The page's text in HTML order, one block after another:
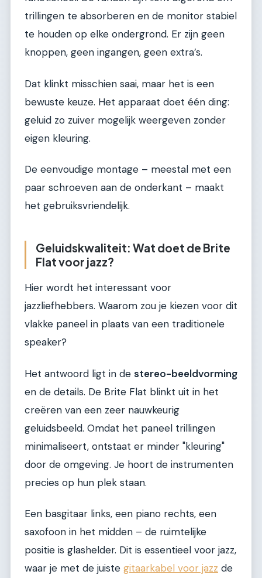
trillingen te absorberen en de monitor stabiel
te houden op elke ondergrond. Er zijn geen
knoppen, geen ingangen, geen extra’s.
Dat klinkt misschien saai, maar het is een
bewuste keuze. Het apparaat doet één ding:
geluid zo zuiver mogelijk weergeven zonder
eigen kleuring.
De eenvoudige montage – meestal met een
paar schroeven aan de onderkant – maakt
het gebruiksvriendelijk.
Geluidskwaliteit: Wat doet de Brite
Flat voor jazz?
Hier wordt het interessant voor
jazzliefhebbers. Waarom zou je kiezen voor dit
vlakke paneel in plaats van een traditionele
speaker?
Het antwoord ligt in de stereo-beeldvorming
en de details. De Brite Flat blinkt uit in het
creëren van een zeer nauwkeurig
geluidsbeeld. Omdat het paneel trillingen
minimaliseert, ontstaat er minder "kleuring"
door de omgeving. Je hoort de instrumenten
precies op hun plek staan.
Een basgitaar links, een piano rechts, een
saxofoon in het midden – de ruimtelijke
positie is glashelder. Dit is essentieel voor jazz,
waar je met de juiste gitaarkabel voor jazz de